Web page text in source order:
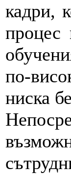
кадри,
процес
по-
ниска